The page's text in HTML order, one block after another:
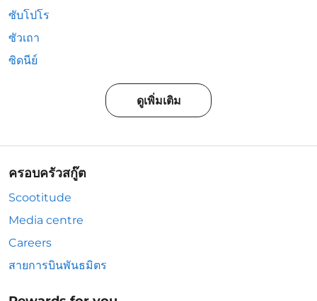
ซับโปโร
ซัวเถา
ซิดนีย์
ดูเพิ่มเติม
ครอบครัวสกู๊ต
Scootitude
Media centre
Careers
สายการบินพันธมิตร